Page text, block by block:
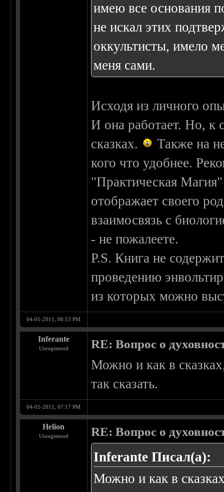
имею все основания
не искал этих
оккультисты, имело
меня сами.
Исходя из личного
И она работает. Но, к
сказках.
Также на
кого что удобнее.
"Практическая
отображает своего
взаимосвязь с
- не пожалеете.
P.S. Книга не
проведению
из которых можно
04-01-2011, 06:53 PM
Inferante
Unregistered RE: Вопрос о
Можно и как в
так сказать.
04-01-2011, 07:17 PM
Helion
Unregistered RE: Вопрос о
Inferante Писал(а):
Можно и как в